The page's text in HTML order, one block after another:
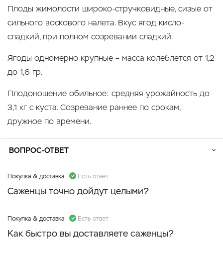
Плоды жимолости широко-стручковидные, сизые от
сильного воскового налета. Вкус ягод кисло-
сладкий, при полном созревании сладкий.
Ягоды одномерно крупные – масса колеблется от 1,2
до 1,6 гр.
Плодоношение обильное: средняя урожайность до
3,1 кг с куста. Созревание раннее по срокам,
дружное по времени.
ВОПРОС-ОТВЕТ
Покупка & доставка Есть ответ
Саженцы точно дойдут целыми?
Покупка & доставка Есть ответ
Как быстро вы доставляете саженцы?